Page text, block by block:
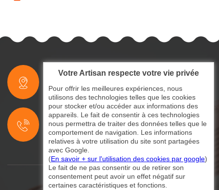
indisponible
indisponible
©2024 - 2026 Tout droit réservé
Votre Artisan respecte votre vie privée
Pour offrir les meilleures expériences, nous
utilisons des technologies telles que les cookies
pour stocker et/ou accéder aux informations des
appareils. Le fait de consentir à ces technologies
nous permettra de traiter des données telles que le
comportement de navigation. Les informations
relatives à votre utilisation du site sont partagées
avec Google.
(En savoir + sur l'utilisation des cookies par google)
Le fait de ne pas consentir ou de retirer son
consentement peut avoir un effet négatif sur
certaines caractéristiques et fonctions.